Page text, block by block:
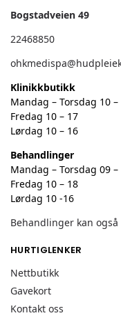
Bogstadveien 49
22468850
Klinikkbutikk
Mandag – Torsdag 10 –
Fredag 10 – 17
Lørdag 10 – 16
Behandlinger
Mandag – Torsdag 09 –
Fredag 10 – 18
Lørdag 10 -16
Behandlinger kan
HURTIGLENKER
Nettbutikk
Gavekort
Kontakt oss